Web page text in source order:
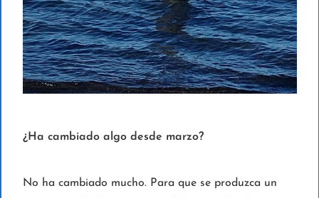
¿Ha cambiado algo desde marzo?
No ha cambiado mucho. Para que se produzca un